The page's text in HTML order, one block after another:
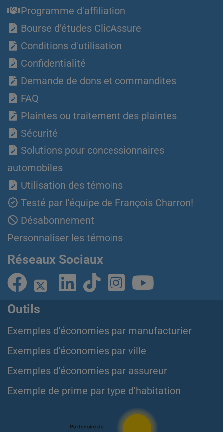
Programme d'affiliation
Bourse d’études ClicAssure
Conditions d'utilisation
Confidentialité
Demande de dons et commandites
FAQ
Plaintes ou traitement des plaintes
Sécurité
Solutions pour concessionnaires
automobiles
Utilisation des témoins
Testé par l'équipe de François Charron!
Désabonnement
Personnaliser les témoins
Réseaux Sociaux
Outils
Exemples d'économies par manufacturier
Exemples d'économies par ville
Exemples d'économies par assureur
Exemple de prime par type d'habitation